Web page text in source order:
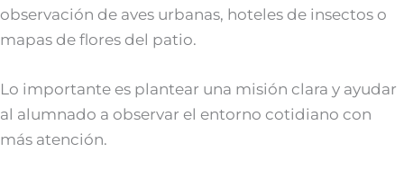
observación de aves urbanas, hoteles de insectos o
mapas de flores del patio.
Lo importante es plantear una misión clara y ayudar
al alumnado a observar el entorno cotidiano con
más atención.